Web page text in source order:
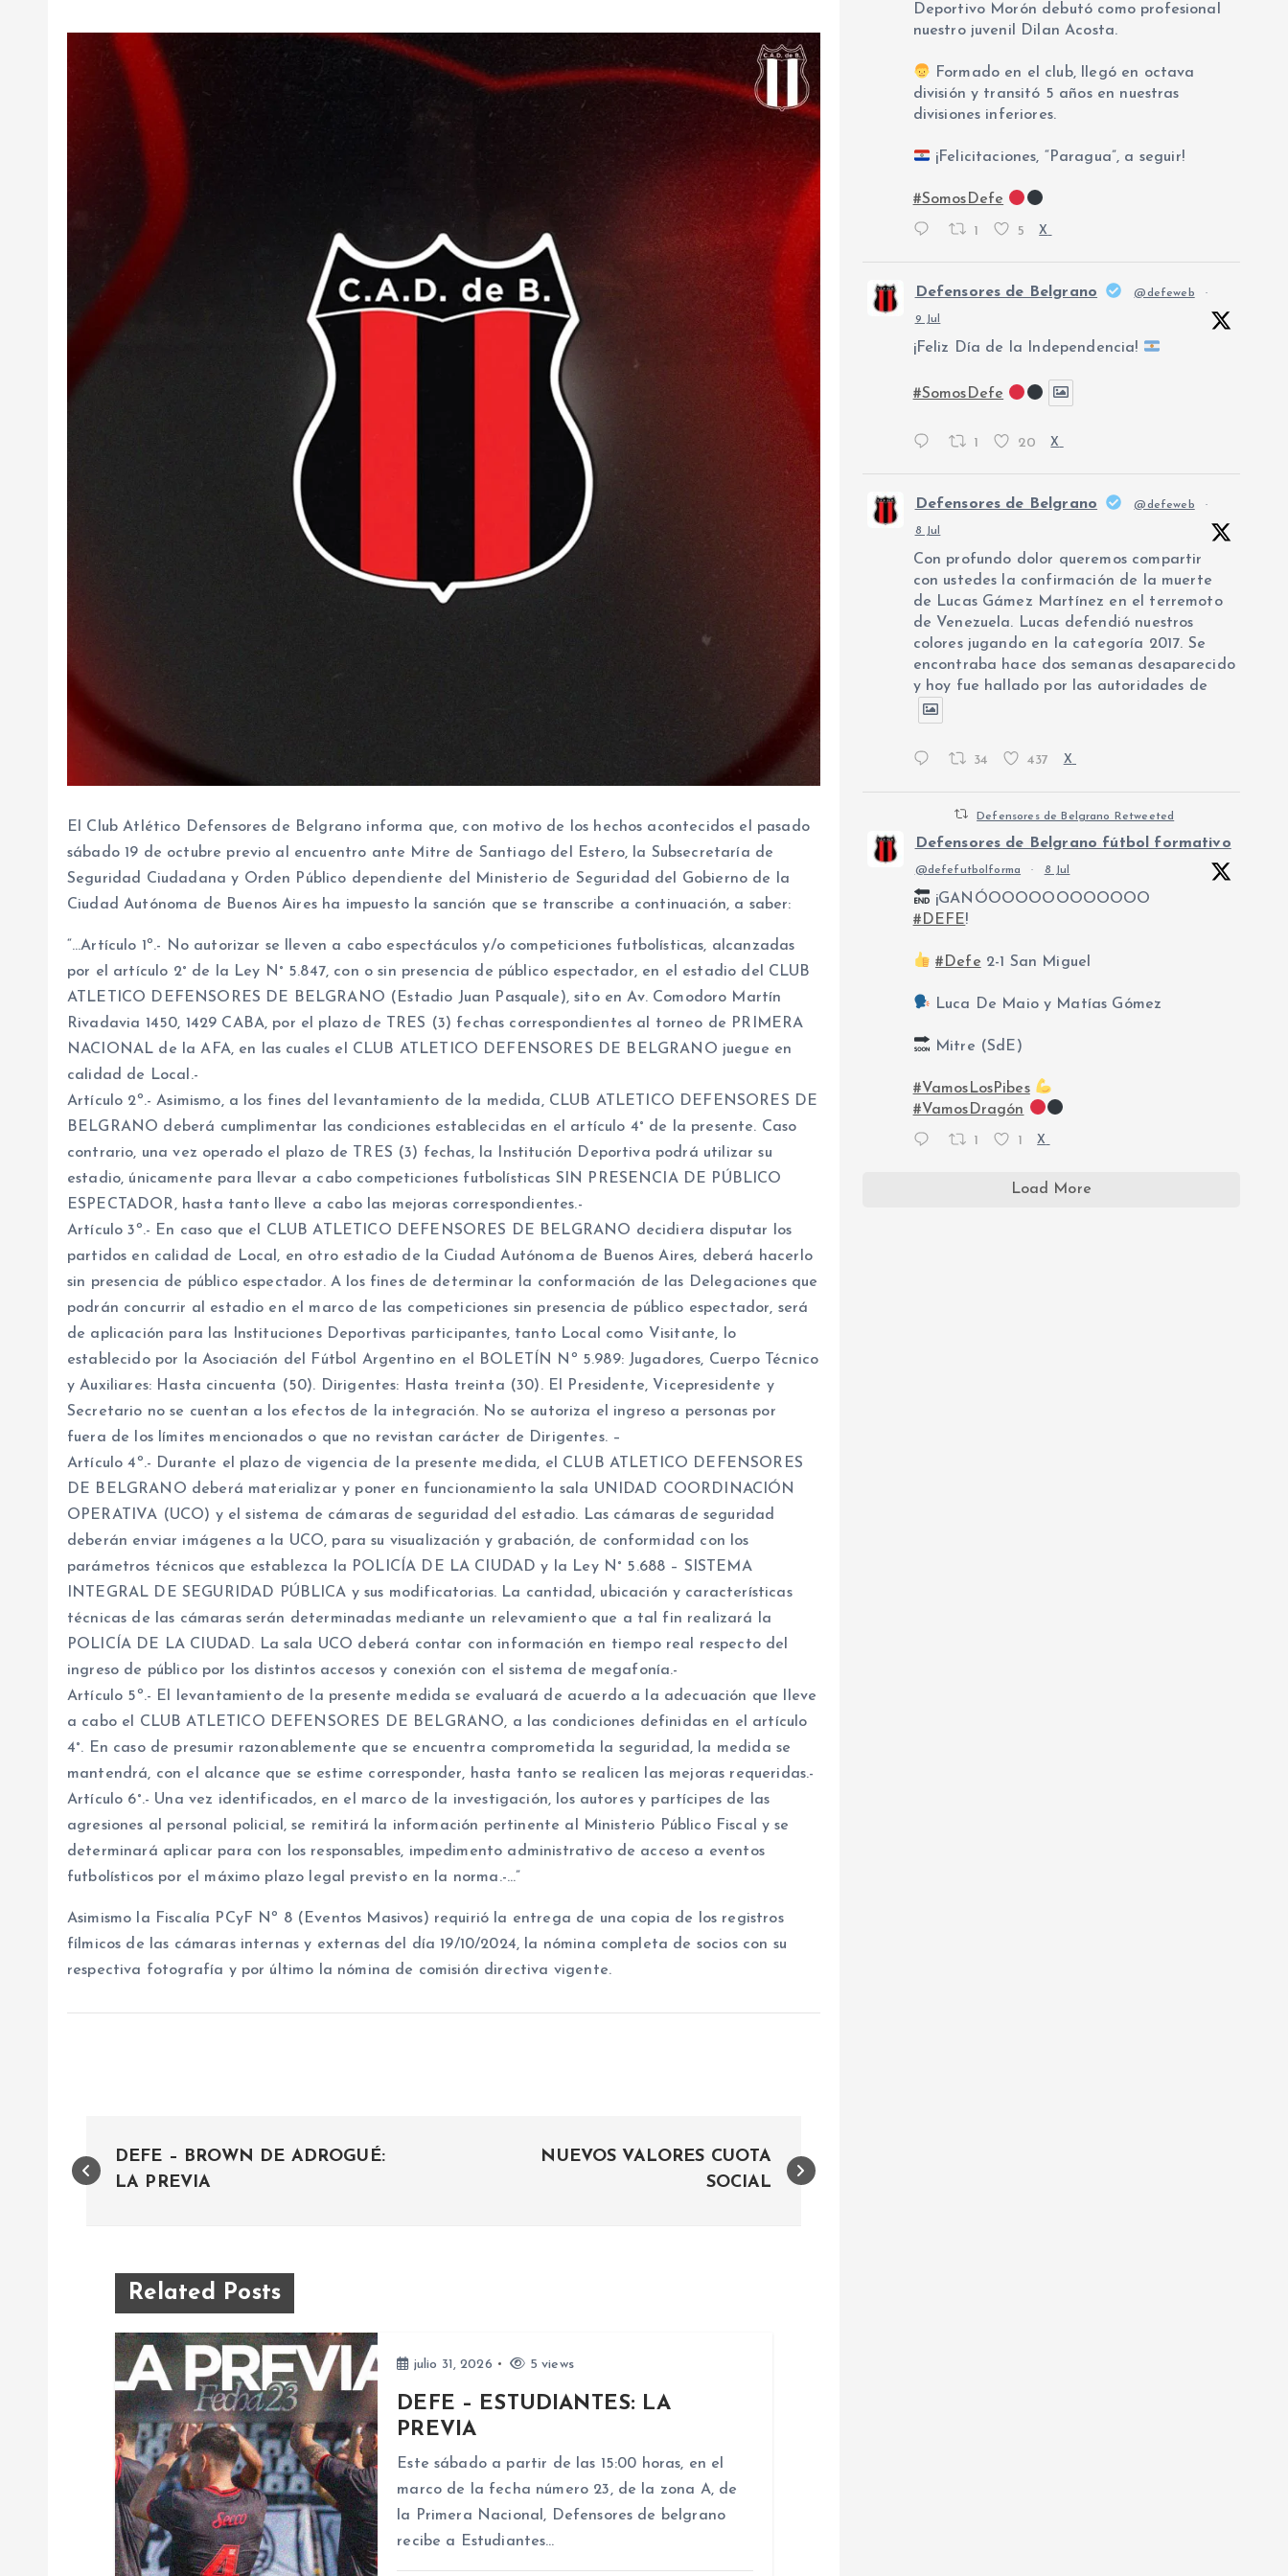
El Club Atlético Defensores de Belgrano informa que, con motivo de los hechos acontecidos el pasado
sábado 19 de octubre previo al encuentro ante Mitre de Santiago del Estero, la Subsecretaría de
Seguridad Ciudadana y Orden Público dependiente del Ministerio de Seguridad del Gobierno de la
Ciudad Autónoma de Buenos Aires ha impuesto la sanción que se transcribe a continuación, a saber:
“…Artículo 1º.- No autorizar se lleven a cabo espectáculos y/o competiciones futbolísticas, alcanzadas
por el artículo 2° de la Ley N° 5.847, con o sin presencia de público espectador, en el estadio del CLUB
ATLETICO DEFENSORES DE BELGRANO (Estadio Juan Pasquale), sito en Av. Comodoro Martín
Rivadavia 1450, 1429 CABA, por el plazo de TRES (3) fechas correspondientes al torneo de PRIMERA
NACIONAL de la AFA, en las cuales el CLUB ATLETICO DEFENSORES DE BELGRANO juegue en
calidad de Local.-
Artículo 2º.- Asimismo, a los fines del levantamiento de la medida, CLUB ATLETICO DEFENSORES DE
BELGRANO deberá cumplimentar las condiciones establecidas en el artículo 4° de la presente. Caso
contrario, una vez operado el plazo de TRES (3) fechas, la Institución Deportiva podrá utilizar su
estadio, únicamente para llevar a cabo competiciones futbolísticas SIN PRESENCIA DE PÚBLICO
ESPECTADOR, hasta tanto lleve a cabo las mejoras correspondientes.-
Artículo 3º.- En caso que el CLUB ATLETICO DEFENSORES DE BELGRANO decidiera disputar los
partidos en calidad de Local, en otro estadio de la Ciudad Autónoma de Buenos Aires, deberá hacerlo
sin presencia de público espectador. A los fines de determinar la conformación de las Delegaciones que
podrán concurrir al estadio en el marco de las competiciones sin presencia de público espectador, será
de aplicación para las Instituciones Deportivas participantes, tanto Local como Visitante, lo
establecido por la Asociación del Fútbol Argentino en el BOLETÍN Nº 5.989: Jugadores, Cuerpo Técnico
y Auxiliares: Hasta cincuenta (50). Dirigentes: Hasta treinta (30). El Presidente, Vicepresidente y
Secretario no se cuentan a los efectos de la integración. No se autoriza el ingreso a personas por
fuera de los límites mencionados o que no revistan carácter de Dirigentes. –
Artículo 4º.- Durante el plazo de vigencia de la presente medida, el CLUB ATLETICO DEFENSORES
DE BELGRANO deberá materializar y poner en funcionamiento la sala UNIDAD COORDINACIÓN
OPERATIVA (UCO) y el sistema de cámaras de seguridad del estadio. Las cámaras de seguridad
deberán enviar imágenes a la UCO, para su visualización y grabación, de conformidad con los
parámetros técnicos que establezca la POLICÍA DE LA CIUDAD y la Ley N° 5.688 – SISTEMA
INTEGRAL DE SEGURIDAD PÚBLICA y sus modificatorias. La cantidad, ubicación y características
técnicas de las cámaras serán determinadas mediante un relevamiento que a tal fin realizará la
POLICÍA DE LA CIUDAD. La sala UCO deberá contar con información en tiempo real respecto del
ingreso de público por los distintos accesos y conexión con el sistema de megafonía.-
Artículo 5º.- El levantamiento de la presente medida se evaluará de acuerdo a la adecuación que lleve
a cabo el CLUB ATLETICO DEFENSORES DE BELGRANO, a las condiciones definidas en el artículo
4°. En caso de presumir razonablemente que se encuentra comprometida la seguridad, la medida se
mantendrá, con el alcance que se estime corresponder, hasta tanto se realicen las mejoras requeridas.-
Artículo 6°.- Una vez identificados, en el marco de la investigación, los autores y partícipes de las
agresiones al personal policial, se remitirá la información pertinente al Ministerio Público Fiscal y se
determinará aplicar para con los responsables, impedimento administrativo de acceso a eventos
futbolísticos por el máximo plazo legal previsto en la norma.-…”
Asimismo la Fiscalía PCyF Nº 8 (Eventos Masivos) requirió la entrega de una copia de los registros
fílmicos de las cámaras internas y externas del día 19/10/2024, la nómina completa de socios con su
respectiva fotografía y por último la nómina de comisión directiva vigente.
a
DEFE – BROWN DE ADROGUÉ:
LA PREVIA
NUEVOS VALORES CUOTA
SOCIAL
Related Posts
julio 31, 2026 5 views
DEFE – ESTUDIANTES: LA
PREVIA
Este sábado a partir de las 15:00 horas, en el
marco de la fecha número 23, de la zona A, de
la Primera Nacional, Defensores de belgrano
recibe a Estudiantes…
Deportivo Morón debutó como profesional
nuestro juvenil Dilan Acosta.
Formado en el club, llegó en octava
división y transitó 5 años en nuestras
divisiones inferiores.
¡Felicitaciones, “Paragua”, a seguir!
#SomosDefe
1 5 X
Defensores de Belgrano @defeweb ·
9 Jul
¡Feliz Día de la Independencia!
#SomosDefe
1 20 X
Defensores de Belgrano @defeweb ·
8 Jul
Con profundo dolor queremos compartir
con ustedes la confirmación de la muerte
de Lucas Gámez Martínez en el terremoto
de Venezuela. Lucas defendió nuestros
colores jugando en la categoría 2017. Se
encontraba hace dos semanas desaparecido
y hoy fue hallado por las autoridades de
34 437 X
Defensores de Belgrano Retweeted
Defensores de Belgrano fútbol formativo
@defefutbolforma · 8 Jul
¡GANÓOOOOOOOOOOOO
#DEFE!
#Defe 2-1 San Miguel
Luca De Maio y Matías Gómez
Mitre (SdE)
#VamosLosPibes
#VamosDragón
1 1 X
Load More